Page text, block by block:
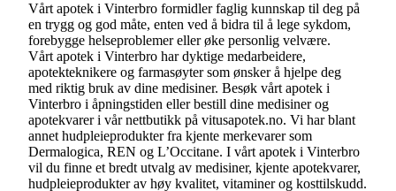
Vårt apotek i Vinterbro formidler faglig kunnskap til deg på
en trygg og god måte, enten ved å bidra til å lege sykdom,
forebygge helseproblemer eller øke personlig velvære.
Vårt apotek i Vinterbro har dyktige medarbeidere,
apotekteknikere og farmasøyter som ønsker å hjelpe deg
med riktig bruk av dine medisiner. Besøk vårt apotek i
Vinterbro i åpningstiden eller bestill dine medisiner og
apotekvarer i vår nettbutikk på vitusapotek.no. Vi har blant
annet hudpleieprodukter fra kjente merkevarer som
Dermalogica, REN og L’Occitane. I vårt apotek i Vinterbro
vil du finne et bredt utvalg av medisiner, kjente apotekvarer,
hudpleieprodukter av høy kvalitet, vitaminer og kosttilskudd.